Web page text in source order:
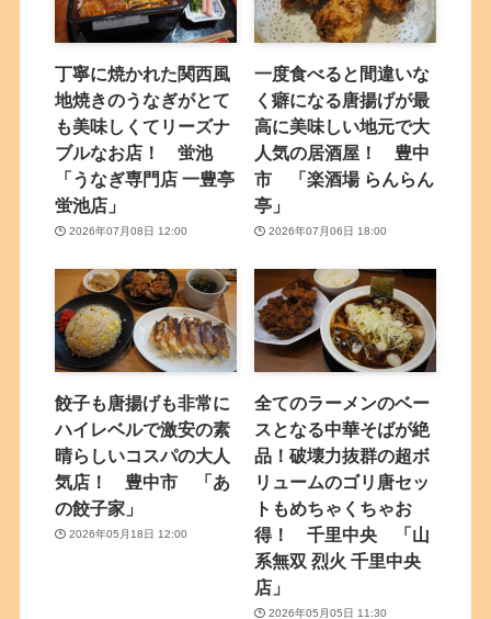
丁寧に焼かれた関西風
地焼きのうなぎがとて
も美味しくてリーズナ
ブルなお店！ 蛍池
「うなぎ専門店 一豊亭
蛍池店」
2026年07月08日 12:00
一度食べると間違いな
く癖になる唐揚げが最
高に美味しい地元で大
人気の居酒屋！ 豊中
市 「楽酒場 らんらん
亭」
2026年07月06日 18:00
餃子も唐揚げも非常に
ハイレベルで激安の素
晴らしいコスパの大人
気店！ 豊中市 「あ
の餃子家」
2026年05月18日 12:00
全てのラーメンのベー
スとなる中華そばが絶
品！破壊力抜群の超ボ
リュームのゴリ唐セッ
トもめちゃくちゃお
得！ 千里中央 「山
系無双 烈火 千里中央
店」
2026年05月05日 11:30